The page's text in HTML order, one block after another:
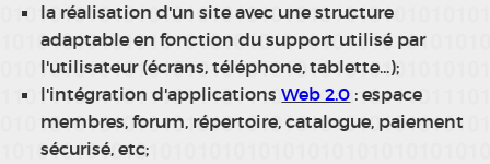
la réalisation d'un site avec une structure
adaptable en fonction du support utilisé par
l'utilisateur (écrans, téléphone, tablette...);
l'intégration d'applicationsWeb 2.0 : espace
membres, forum, répertoire, catalogue, paiement
sécurisé, etc;